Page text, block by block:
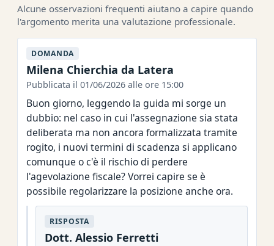
Alcune osservazioni frequenti aiutano a capire quando
l'argomento merita una valutazione professionale.
DOMANDA
Milena Chierchia da Latera
Pubblicata il 01/06/2026 alle ore 15:00
Buon giorno, leggendo la guida mi sorge un
dubbio: nel caso in cui l'assegnazione sia stata
deliberata ma non ancora formalizzata tramite
rogito, i nuovi termini di scadenza si applicano
comunque o c'è il rischio di perdere
l'agevolazione fiscale? Vorrei capire se è
possibile regolarizzare la posizione anche ora.
RISPOSTA
Dott. Alessio Ferretti